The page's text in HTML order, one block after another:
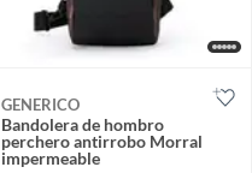
GENERICO
Bandolera de hombro
perchero antirrobo Morral
impermeable